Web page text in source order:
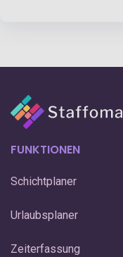
FUNKTIONEN
Schichtplaner
Urlaubsplaner
Zeiterfassung